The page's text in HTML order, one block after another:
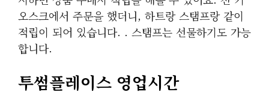
오스크에서 주문을 했더니, 하트랑 스탬프랑 같이
적립이 되어 있습니다. . 스탬프는 선물하기도 가능
합니다.
투썸플레이스 영업시간